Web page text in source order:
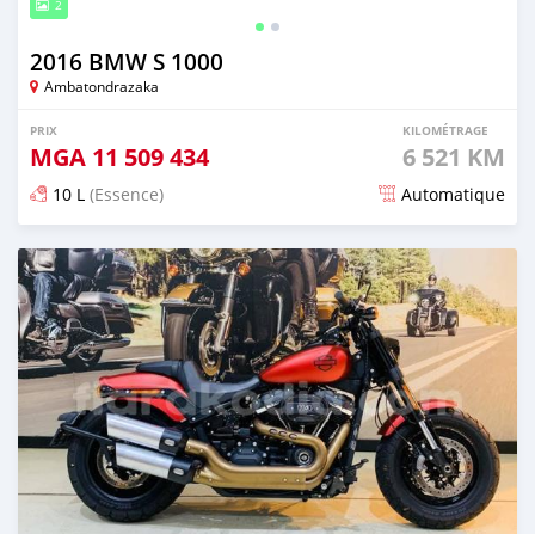
2
2016 BMW S 1000
Ambatondrazaka
PRIX
MGA 11 509 434
KILOMÉTRAGE
6 521 KM
10 L (Essence) Automatique
Publié il y a presque 6 ans